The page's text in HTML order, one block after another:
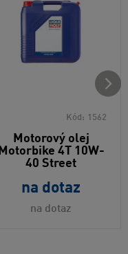
Kód: 1562
Motorový olej
Motorbike 4T 10W-
40 Street
na dotaz
na dotaz